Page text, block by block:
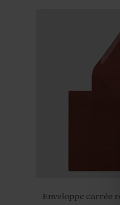
Enveloppe carrée